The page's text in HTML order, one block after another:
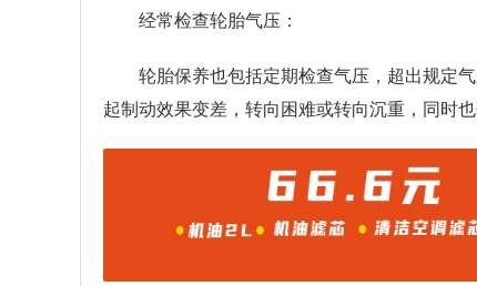
经常检查轮胎气压：
轮胎保养也包括定期检查气压，超出规定
起制动效果变差，转向困难或转向沉重，同时